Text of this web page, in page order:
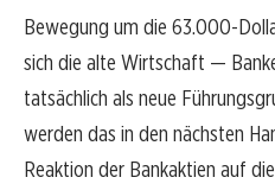
Bewegung um die 63.000-
sich die alte Wirtschaft —
tatsächlich als neue
werden das in den nächsten
Reaktion der Bankaktien auf